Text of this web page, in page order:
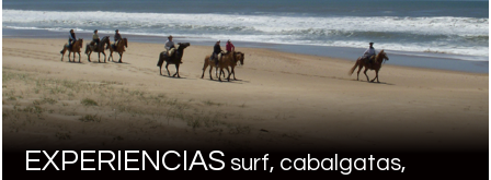
EXPERIENCIAS surf, cabalgatas,